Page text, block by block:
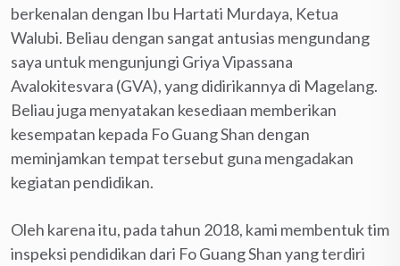
berkenalan dengan Ibu Hartati Murdaya, Ketua
Walubi. Beliau dengan sangat antusias mengundang
saya untuk mengunjungi Griya Vipassana
Avalokitesvara (GVA), yang didirikannya di Magelang.
Beliau juga menyatakan kesediaan memberikan
kesempatan kepada Fo Guang Shan dengan
meminjamkan tempat tersebut guna mengadakan
kegiatan pendidikan.
Oleh karena itu, pada tahun 2018, kami membentuk tim
inspeksi pendidikan dari Fo Guang Shan yang terdiri